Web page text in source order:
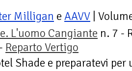
Milligan e AAVV |
L'uomo Cangiante n. 7 -
Reparto Vertigo
Shade e preparatevi per